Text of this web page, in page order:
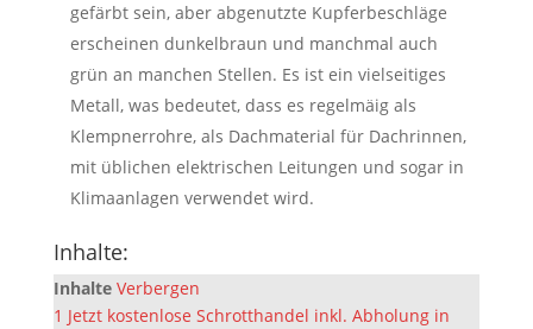
gefärbt sein, aber abgenutzte Kupferbeschläge
erscheinen dunkelbraun und manchmal auch
grün an manchen Stellen. Es ist ein vielseitiges
Metall, was bedeutet, dass es regelmäig als
Klempnerrohre, als Dachmaterial für Dachrinnen,
mit üblichen elektrischen Leitungen und sogar in
Klimaanlagen verwendet wird.
Inhalte:
Inhalte Verbergen
1 Jetzt kostenlose Schrotthandel inkl. Abholung in